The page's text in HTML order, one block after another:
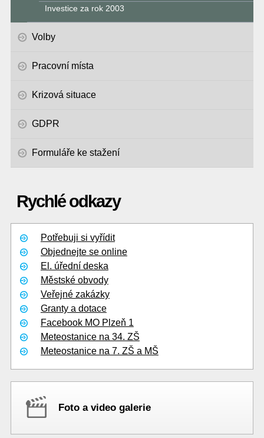
Investice za rok 2003
Volby
Pracovní místa
Krizová situace
GDPR
Formuláře ke stažení
Rychlé odkazy
Potřebuji si vyřídit
Objednejte se online
El. úřední deska
Městské obvody
Veřejné zakázky
Granty a dotace
Facebook MO Plzeň 1
Meteostanice na 34. ZŠ
Meteostanice na 7. ZŠ a MŠ
Foto a video galerie